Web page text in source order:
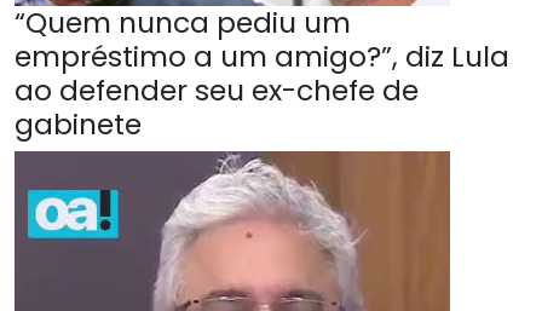
“Quem nunca pediu um
empréstimo a um amigo?”, diz Lula
ao defender seu ex-chefe de
gabinete